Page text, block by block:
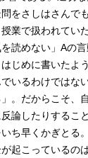
をさしはさんで
業で扱われてい
読めない」Aの
じめに書いたよ
いるわけではな
。だからこそ、
論したりするこ
ち早くかぎとる
起こっているの